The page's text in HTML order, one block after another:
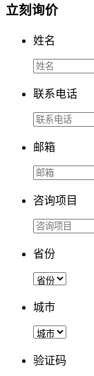
立刻询价
姓名
联系电话
邮箱
咨询项目
省份
城市
验证码